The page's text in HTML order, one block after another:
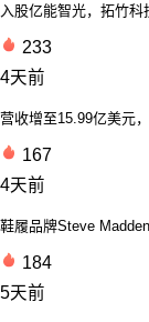
入股亿能智光，拓竹
233
4天前
营收增至15.99亿美元
167
4天前
鞋履品牌Steve
184
5天前